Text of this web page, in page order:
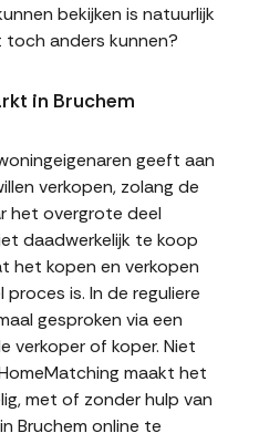
bekijken is natuurlijk
toch anders kunnen?
in Bruchem
geeft aan
verkopen, zolang de
het overgrote deel
daadwerkelijk te koop
het kopen en verkopen
is. In de reguliere
gesproken via een
verkoper of koper. Niet
maakt het
met of zonder hulp van
Bruchem online te